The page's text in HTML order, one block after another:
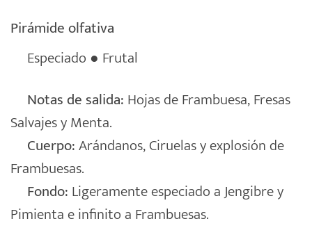
Pirámide olfativa
Especiado ● Frutal
Notas de salida: Hojas de Frambuesa, Fresas
Salvajes y Menta.
Cuerpo:Arándanos, Ciruelas y explosión de
Frambuesas.
Fondo: Ligeramente especiado a Jengibre y
Pimienta e infinito a Frambuesas.